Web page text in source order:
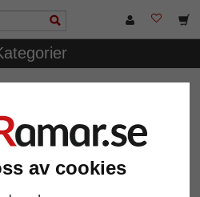
av cookies
Black med